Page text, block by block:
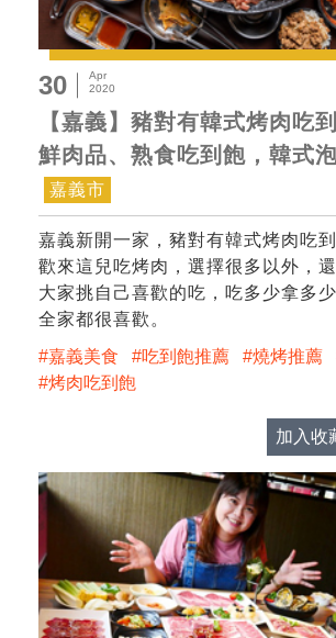
30
Apr
2020
【嘉義】豬對有韓式烤肉吃
鮮肉品、熟食吃到飽，韓式
嘉義市
嘉義新開一家，豬對有韓式烤肉吃
歡來這兒吃烤肉，選擇很多以外，
大家挑自己喜歡的吃，吃多少拿多
全家都很喜歡。
嘉義美食
吃到飽推薦 燒烤推薦
烤肉吃到飽
加入收